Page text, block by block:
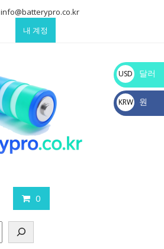
info@batterypro.co.kr
내 계정
0
색
USD
$
달러
KRW
₩
원